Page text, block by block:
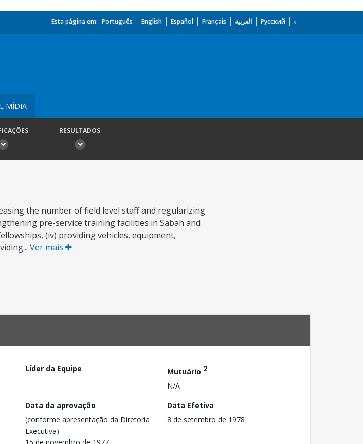
Esta página em: Português English Español Français العربية Русский
MÍDIA
RESULTADOS
the number of field level staff and regularizing
pre-service training facilities in Sabah and
(iv) providing vehicles, equipment,
Ver mais
Líder da Equipe Mutuário 2
N/A
Data da aprovação
(conforme apresentação da Diretoria
Executiva)
15 de novembro de 1977
Data Efetiva
8 de setembro de 1978